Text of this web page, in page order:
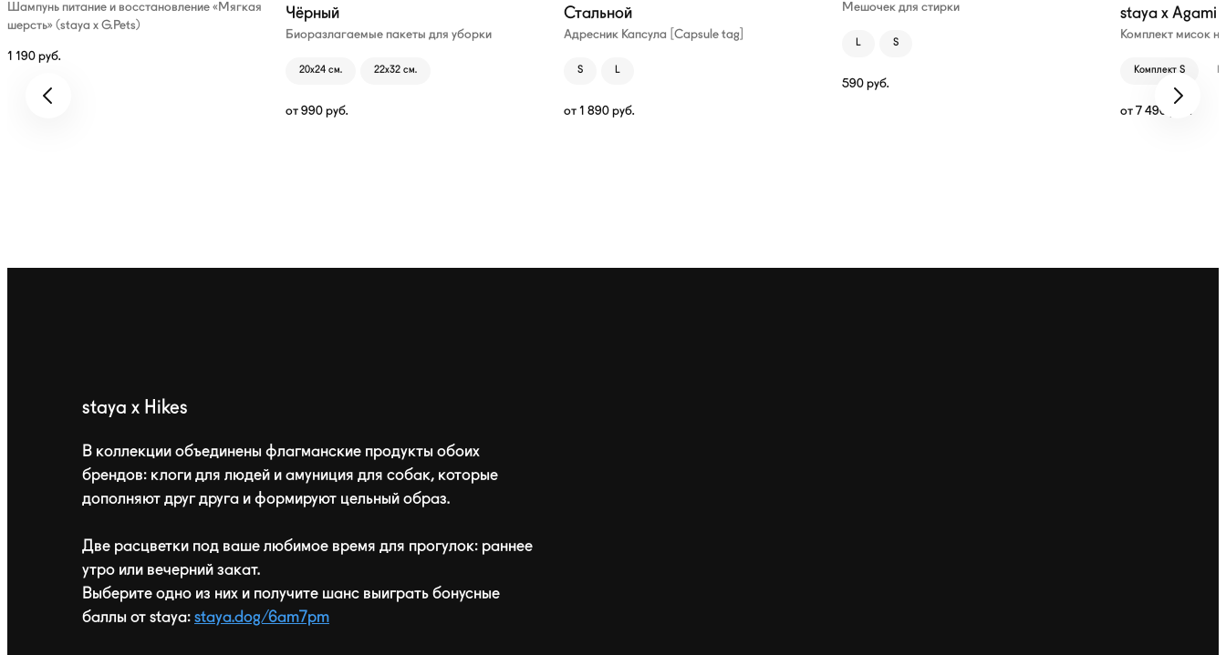
Шампунь питание и восстановление «Мягкая
шерсть» (staya х G.Pets)
1 190 руб.
Чёрный
Биоразлагаемые пакеты для уборки
20х24 см. 22х32 см.
от 990 руб.
Стальной
Адресник Капсула [Capsule tag]
S L
от 1 890 руб.
Мешочек для стирки
L S
590 руб.
staya x Agami
Комплект мисок
Комплект S
от 7 490 руб.
staya x Hikes
В коллекции объединены флагманские продукты обоих
брендов: клоги для людей и амуниция для собак, которые
дополняют друг друга и формируют цельный образ.
Две расцветки под ваше любимое время для прогулок: раннее
утро или вечерний закат.
Выберите одно из них и получите шанс выиграть бонусные
баллы от staya: staya.dog/6am7pm